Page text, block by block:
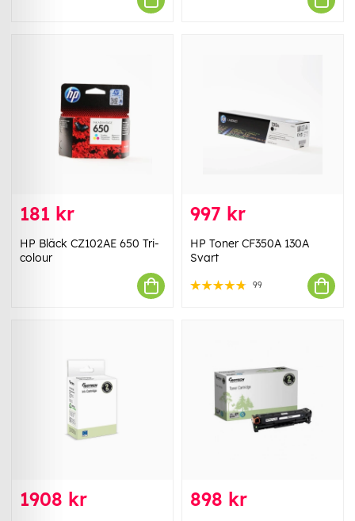
181 kr
HP Bläck CZ102AE 650 Tri-
colour
997 kr
HP Toner CF350A 130A
Svart
99
1908 kr 898 kr